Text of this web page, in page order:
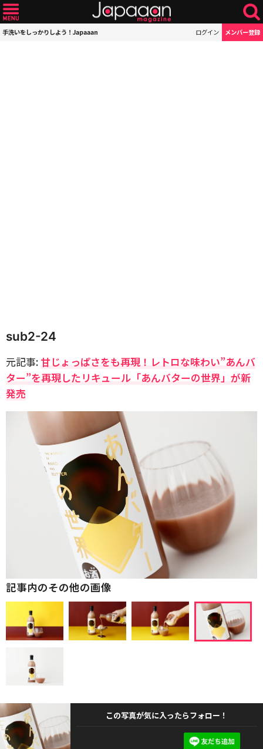
手洗いをしっかりしよう！Japaaan ログイン メンバー登録
sub2-24
元記事: 甘じょっぱさをも再現！レトロな味わい”あんバ
ター”を再現したリキュール「あんバターの世界」が新
発売
記事内のその他の画像
この写真が気に入ったらフォロー！